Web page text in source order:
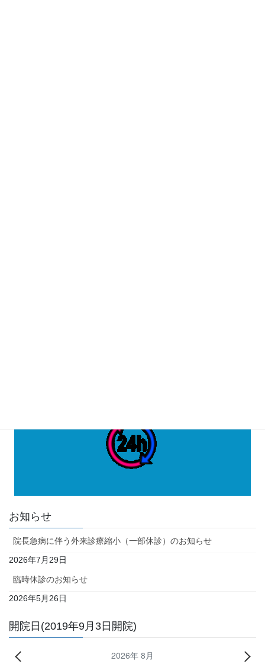
お知らせ
院長急病に伴う外来診療縮小（一部休診）のお知らせ
2026年7月29日
臨時休診のお知らせ
2026年5月26日
開院日(2019年9月3日開院)
2026年 8月